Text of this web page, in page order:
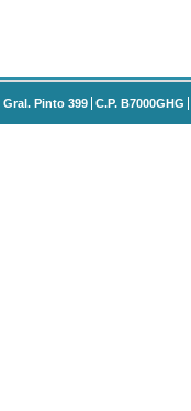
Gral. Pinto 399 C.P. B7000GHG